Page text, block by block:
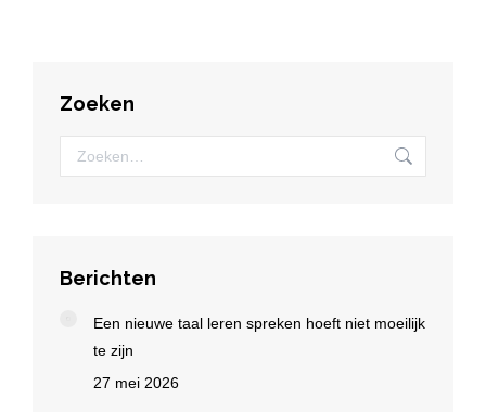
Zoeken
Zoeken:
Berichten
Een nieuwe taal leren spreken hoeft niet moeilijk
te zijn
27 mei 2026